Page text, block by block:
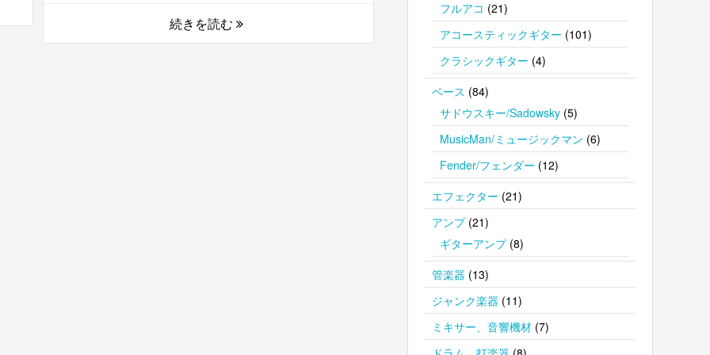
続きを読む
フルアコ (21)
アコースティックギター (101)
クラシックギター (4)
ベース (84)
サドウスキー/Sadowsky (5)
MusicMan/ミュージックマン (6)
Fender/フェンダー (12)
エフェクター (21)
アンプ(21)
ギターアンプ(8)
管楽器 (13)
ジャンク楽器 (11)
ミキサー、音響機材 (7)